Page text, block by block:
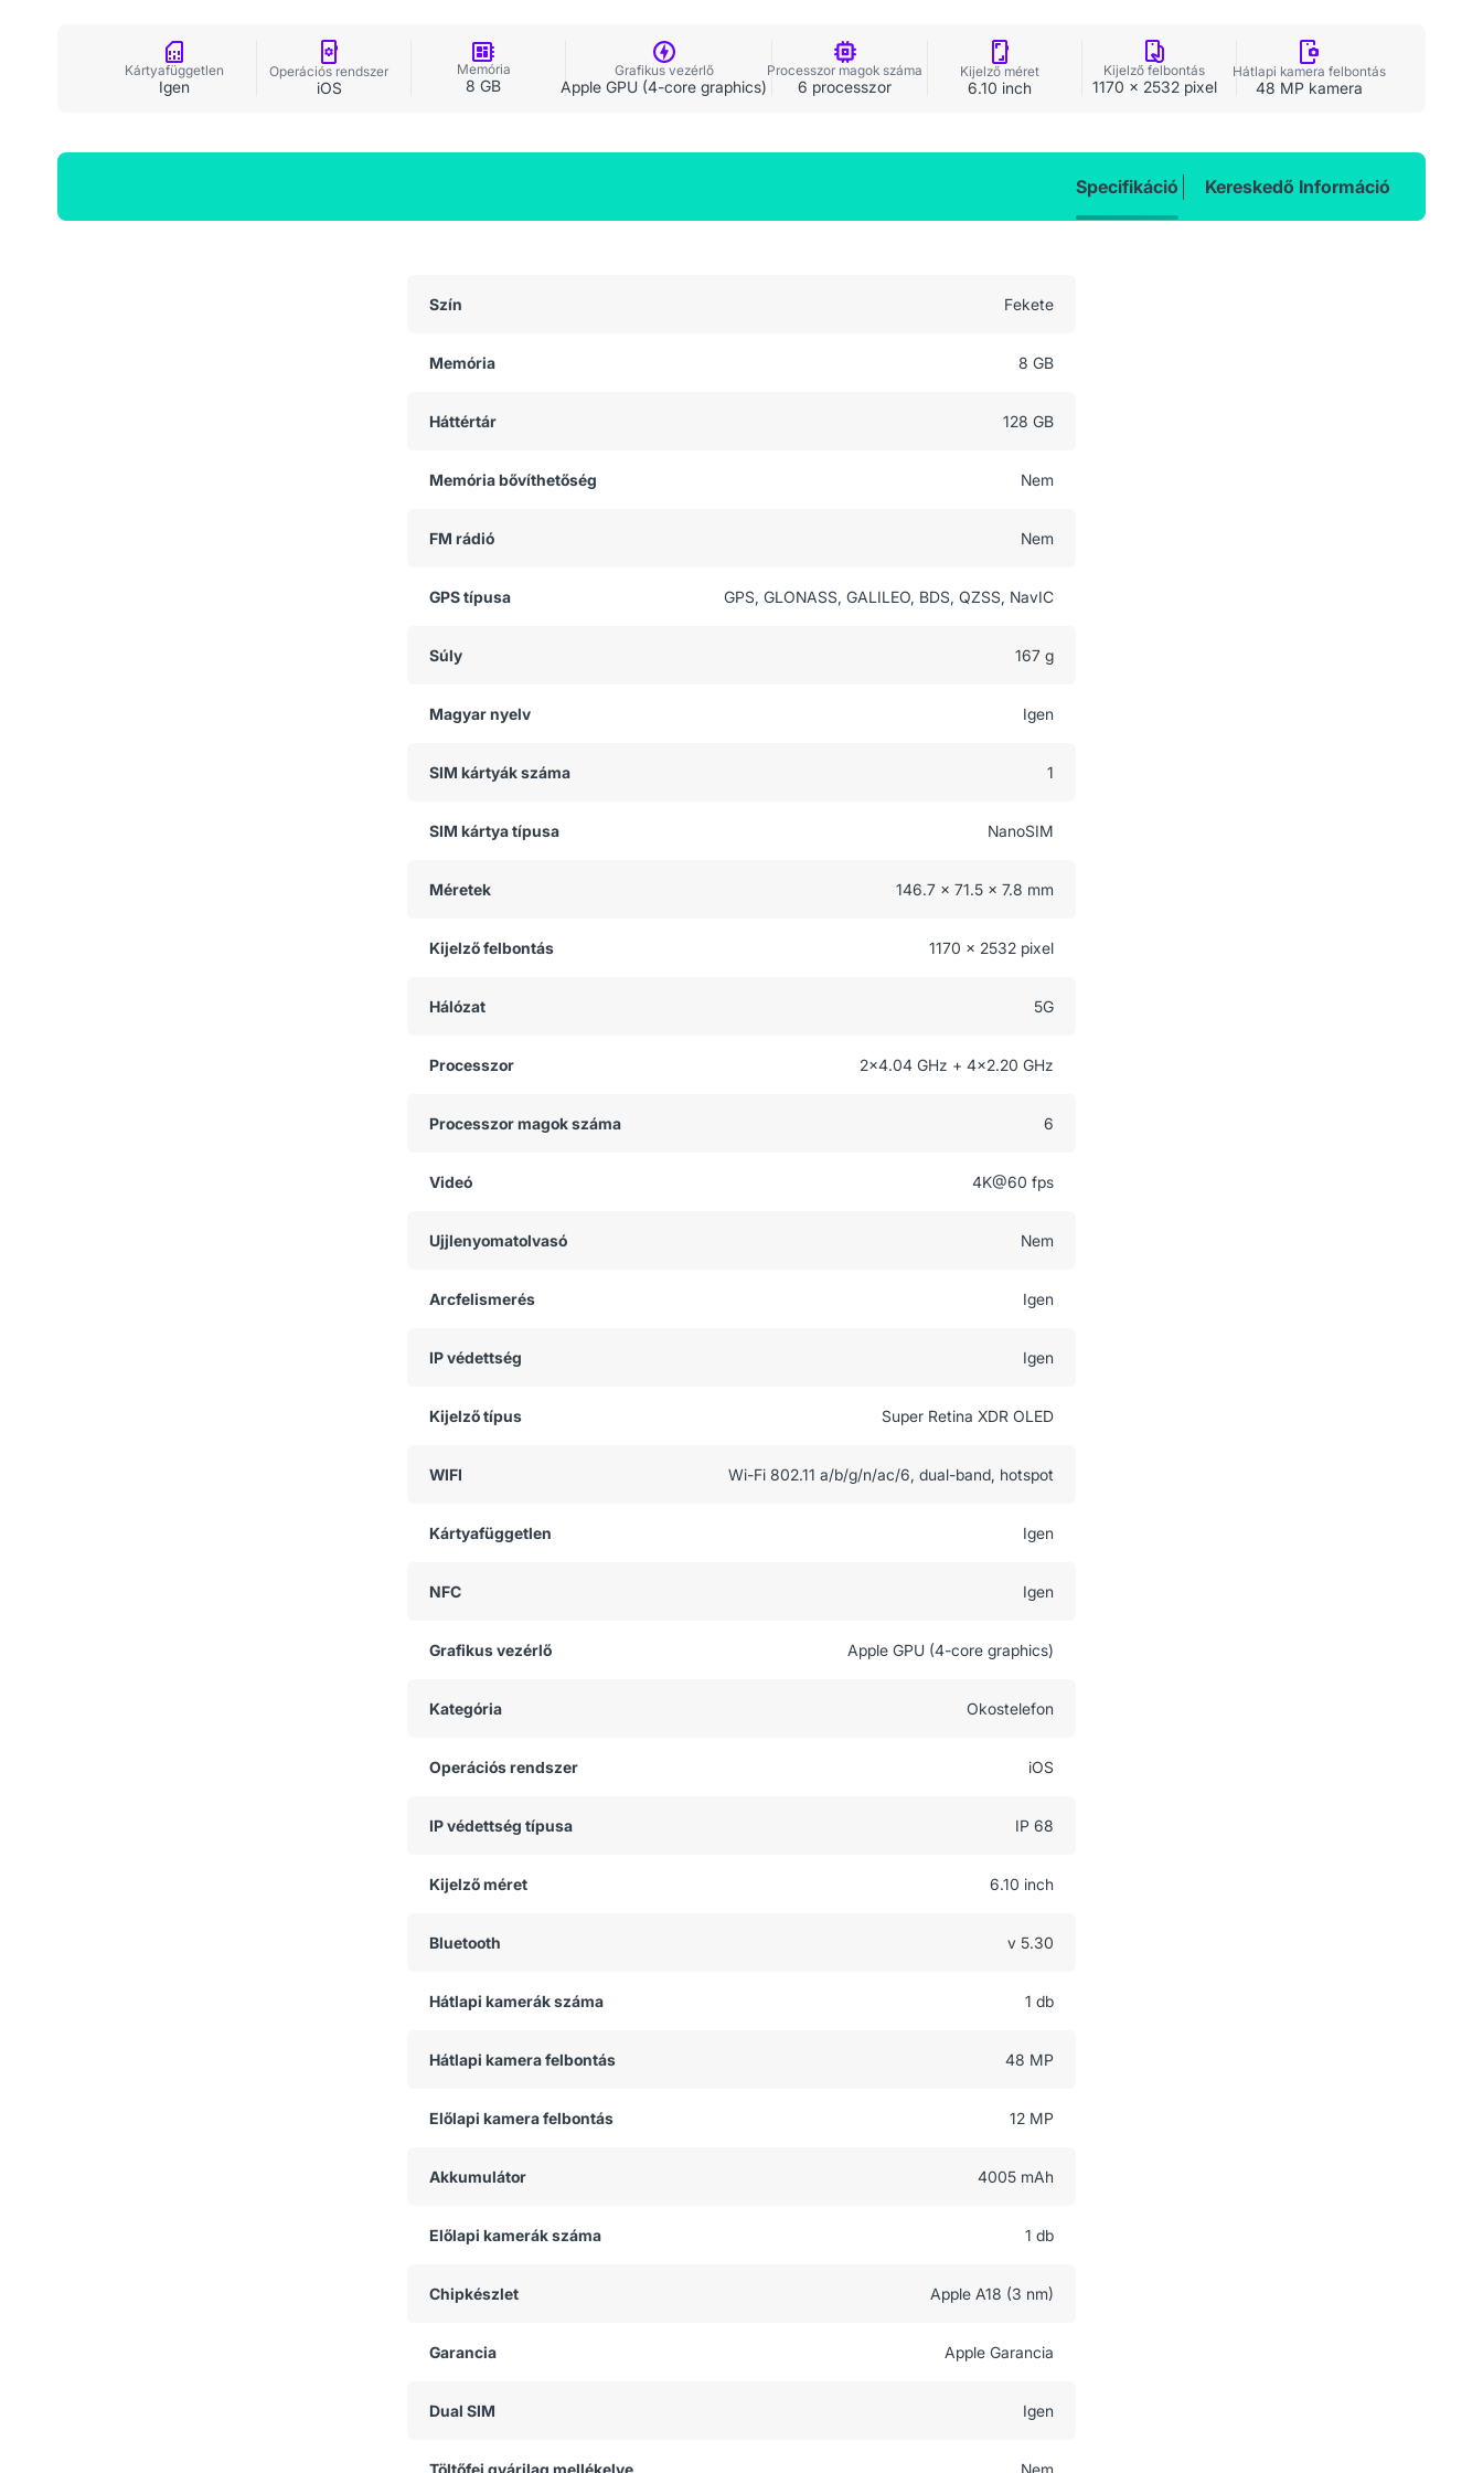
Kártyafüggetlen
Igen
Operációs rendszer
iOS
Memória
8 GB
Grafikus vezérlő
Apple GPU (4-core graphics)
Processzor magok száma
6 processzor
Kijelző méret
6.10 inch
Kijelző felbontás
1170 x 2532 pixel
Hátlapi kamera felbontás
48 MP kamera
Specifikáció Kereskedő Információ
Szín Fekete
Memória 8 GB
Háttértár 128 GB
Memória bővíthetőség Nem
FM rádió Nem
GPS típusa GPS, GLONASS, GALILEO, BDS, QZSS, NavIC
Súly 167 g
Magyar nyelv Igen
SIM kártyák száma 1
SIM kártya típusa NanoSIM
Méretek 146.7 x 71.5 x 7.8 mm
Kijelző felbontás 1170 x 2532 pixel
Hálózat 5G
Processzor 2x4.04 GHz + 4x2.20 GHz
Processzor magok száma 6
Videó 4K@60 fps
Ujjlenyomatolvasó Nem
Arcfelismerés Igen
IP védettség Igen
Kijelző típus Super Retina XDR OLED
WIFI Wi-Fi 802.11 a/b/g/n/ac/6, dual-band, hotspot
Kártyafüggetlen Igen
NFC Igen
Grafikus vezérlő Apple GPU (4-core graphics)
Kategória Okostelefon
Operációs rendszer iOS
IP védettség típusa IP 68
Kijelző méret 6.10 inch
Bluetooth v 5.30
Hátlapi kamerák száma 1 db
Hátlapi kamera felbontás 48 MP
Előlapi kamera felbontás 12 MP
Akkumulátor 4005 mAh
Előlapi kamerák száma 1 db
Chipkészlet Apple A18 (3 nm)
Garancia Apple Garancia
Dual SIM Igen
Töltőfej gyárilag mellékelve Nem